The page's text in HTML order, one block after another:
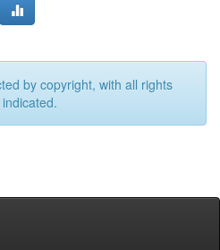
by copyright, with all rights